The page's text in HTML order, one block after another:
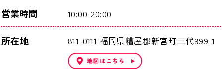
営業時間 10:00-20:00
所在地 811-0111 福岡県糟屋郡新宮町三代999-1